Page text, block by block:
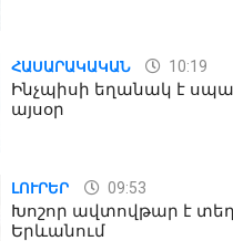
ՀԱՍԱՐԱԿԱԿԱՆ 10:19
Ինչպիսի եղանակ է
այսօր
ԼՈՒՐԵՐ 09:53
Խոշոր ավտովթար է
Երևանում